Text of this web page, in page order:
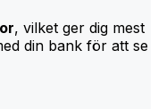
, vilket ger dig mest
din bank för att se